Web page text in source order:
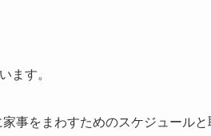
ます。
事をまわすためのスケジュールと